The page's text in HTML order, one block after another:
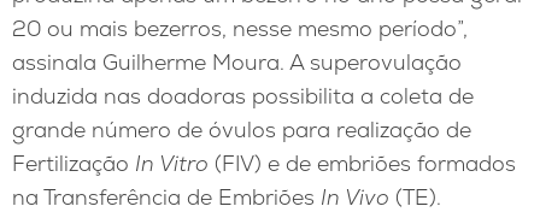
20 ou mais bezerros, nesse mesmo período”,
assinala Guilherme Moura. A superovulação
induzida nas doadoras possibilita a coleta de
grande número de óvulos para realização de
Fertilização In Vitro (FIV) e de embriões formados
na Transferência de Embriões In Vivo (TE).